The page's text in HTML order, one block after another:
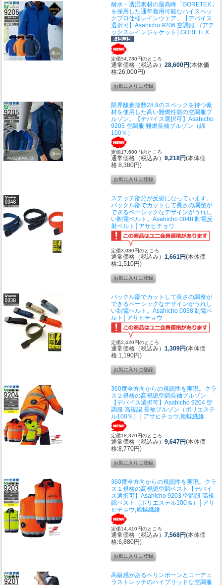
耐水・透湿素材の最高峰「GORETEX」
を採用した通年着用可能なハイスペッ
クプロ仕様レインウェア。
【デバイス
選択可】Asahicho 9206 空調服 ゴアテ
ックスレインジャケット│GORETEX
定価54,780円のところ
通常価格（税込み） 28,600円(本体価
格:26,000円)
限界酸素指数28.9のスペックを持つ素
材を使用した高い難燃性能の空調服ブ
ルゾン。
【デバイス選択可】Asahicho
9205 空調服 難燃長袖ブルゾン（綿
100％）
定価17,600円のところ
通常価格（税込み） 9,218円(本体価
格:8,380円)
ステッチ部分が反射になっています。
バックル部でカットして長さの調整が
できるベーシックなデザインがうれし
い制電ベルト。 Asahicho 0048 制電反
射ベルト│アサヒチョウ
定価3,080円のところ
通常価格（税込み） 1,661円(本体価
格:1,510円)
バックル部でカットして長さの調整が
できるベーシックなデザインがうれし
い制電ベルト。 Asahicho 0038 制電ベ
ルト│アサヒチョウ
定価2,420円のところ
通常価格（税込み） 1,309円(本体価
格:1,190円)
360度全方向からの視認性を実現。クラ
ス２規格の高視認空調長袖ブルゾン
【デバイス選択可】Asahicho 9204 空
調服 高視認 長袖ブルゾン（ポリエステ
ル100％）│アサヒチョウ,旭蝶繊維
定価18,370円のところ
通常価格（税込み） 9,647円(本体価
格:8,770円)
360度全方向からの視認性を実現。クラ
ス１規格の高視認空調ベスト
【デバイ
ス選択可】Asahicho 9203 空調服 高視
認ベスト（ポリエステル100％）│アサ
ヒチョウ,旭蝶繊維
定価14,410円のところ
通常価格（税込み） 7,568円(本体価
格:6,880円)
高級感があるヘリンボーンとコーデュ
ラストレッチのハイブリッドな空調服